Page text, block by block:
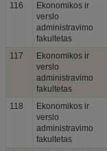
116
Ekonomikos ir
verslo
administravimo
fakultetas
117
Ekonomikos ir
verslo
administravimo
fakultetas
118
Ekonomikos ir
verslo
administravimo
fakultetas